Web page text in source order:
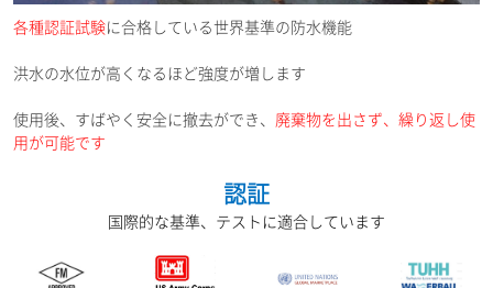
各種認証試験に合格している世界基準の防水機能
洪水の水位が高くなるほど強度が増します
使用後、すばやく安全に撤去ができ、 廃棄物を出さず、繰り返し使
用が可能です
認証
国際的な基準、テストに適合しています